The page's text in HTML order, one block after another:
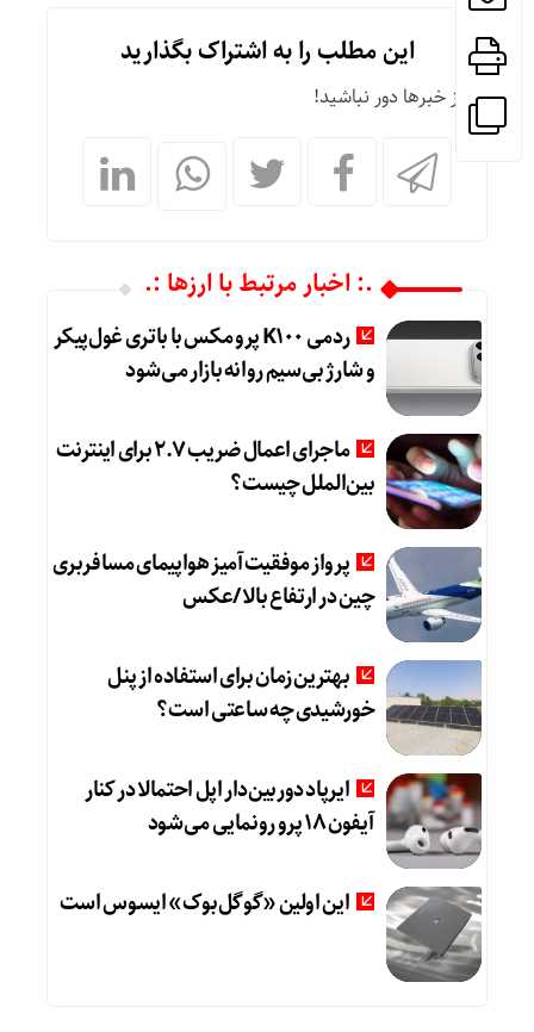
این مطلب را به اشتراک بگذارید
از خبرها دور نباشید!
.: اخبار مرتبط با ارزها :.
ردمی K100 پرو مکس با باتری غول‌پیکر
و شارژ بی‌سیم روانه بازار می‌شود
ماجرای اعمال ضریب ۲.۷ برای اینترنت
بین‌الملل چیست؟
پرواز موفقیت‌آمیز هواپیمای مسافربری
چین در ارتفاع بالا /عکس
بهترین زمان برای استفاده از پنل
خورشیدی چه ساعتی است؟
ایرپاد دوربین‌دار اپل احتمالا در کنار
آیفون ۱۸ پرو رونمایی می‌شود
این اولین «گوگل‌بوک» ایسوس است